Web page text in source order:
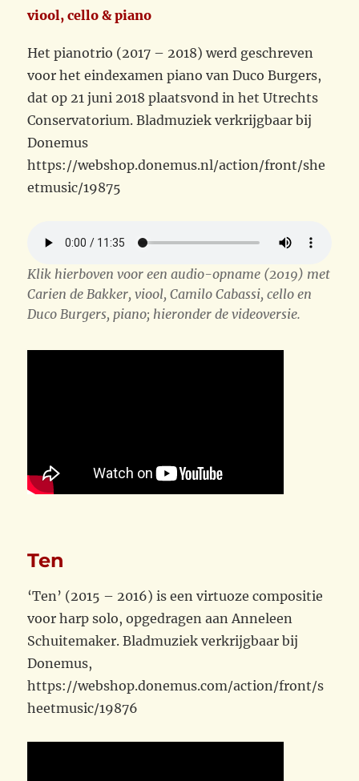
viool, cello & piano
Het pianotrio (2017 – 2018) werd geschreven
voor het eindexamen piano van Duco Burgers,
dat op 21 juni 2018 plaatsvond in het Utrechts
Conservatorium. Bladmuziek verkrijgbaar bij
Donemus
https://webshop.donemus.nl/action/front/she
etmusic/19875
Klik hierboven voor een audio-opname (2019) met
Carien de Bakker, viool, Camilo Cabassi, cello en
Duco Burgers, piano; hieronder de videoversie.
Ten
‘Ten’ (2015 – 2016) is een virtuoze compositie
voor harp solo, opgedragen aan Anneleen
Schuitemaker. Bladmuziek verkrijgbaar bij
Donemus,
https://webshop.donemus.com/action/front/s
heetmusic/19876